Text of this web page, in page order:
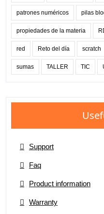
patrones numéricos pilas
propiedades de la materia
red Reto del día scratch
sumas TALLER TIC
Support
Faq
Product information
Warranty